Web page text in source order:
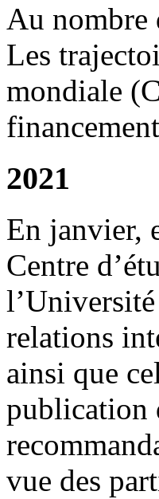
Au nombre
Les
mondiale
2021
En janvier,
Centre
relations
ainsi que
publication
vue des